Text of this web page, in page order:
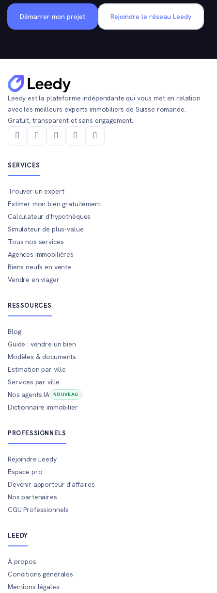
Démarrer mon projet Rejoindre le réseau Leedy
Leedy est la plateforme indépendante qui vous met en relation
avec les meilleurs experts immobiliers de Suisse romande.
Gratuit, transparent et sans engagement.
SERVICES
Trouver un expert
Estimer mon bien gratuitement
Calculateur d'hypothèques
Simulateur de plus-value
Tous nos services
Agences immobilières
Biens neufs en vente
Vendre en viager
RESSOURCES
Blog
Guide : vendre un bien
Modèles & documents
Estimation par ville
Services par ville
Nos agents IA
NOUVEAU
Dictionnaire immobilier
PROFESSIONNELS
Rejoindre Leedy
Espace pro
Devenir apporteur d'affaires
Nos partenaires
CGU Professionnels
LEEDY
À propos
Conditions générales
Mentions légales